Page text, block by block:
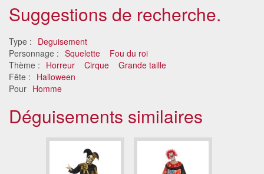
Suggestions de recherche.
Type : Deguisement
Personnage : Squelette
Fou du roi
Thème : Horreur Cirque
Grande taille
Fête : Halloween
Pour Homme
Déguisements similaires